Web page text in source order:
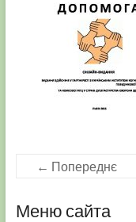
← Попереднє
Меню сайта